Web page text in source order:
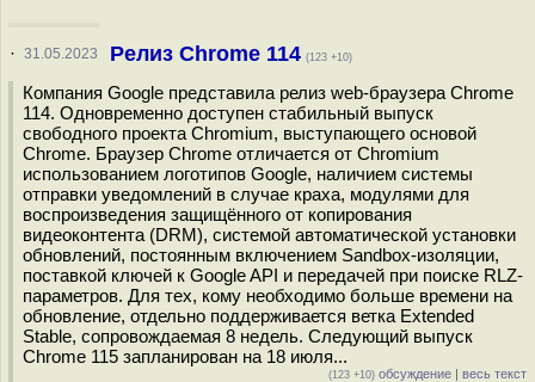
· 31.05.2023 Релиз Chrome 114 (123 +10)
Компания Google представила релиз web-браузера Chrome
114. Одновременно доступен стабильный выпуск
свободного проекта Chromium, выступающего основой
Chrome. Браузер Chrome отличается от Chromium
использованием логотипов Google, наличием системы
отправки уведомлений в случае краха, модулями для
воспроизведения защищённого от копирования
видеоконтента (DRM), системой автоматической установки
обновлений, постоянным включением Sandbox-изоляции,
поставкой ключей к Google API и передачей при поиске RLZ-
параметров. Для тех, кому необходимо больше времени на
обновление, отдельно поддерживается ветка Extended
Stable, сопровождаемая 8 недель. Следующий выпуск
Chrome 115 запланирован на 18 июля...
(123 +10) обсуждение | весь текст